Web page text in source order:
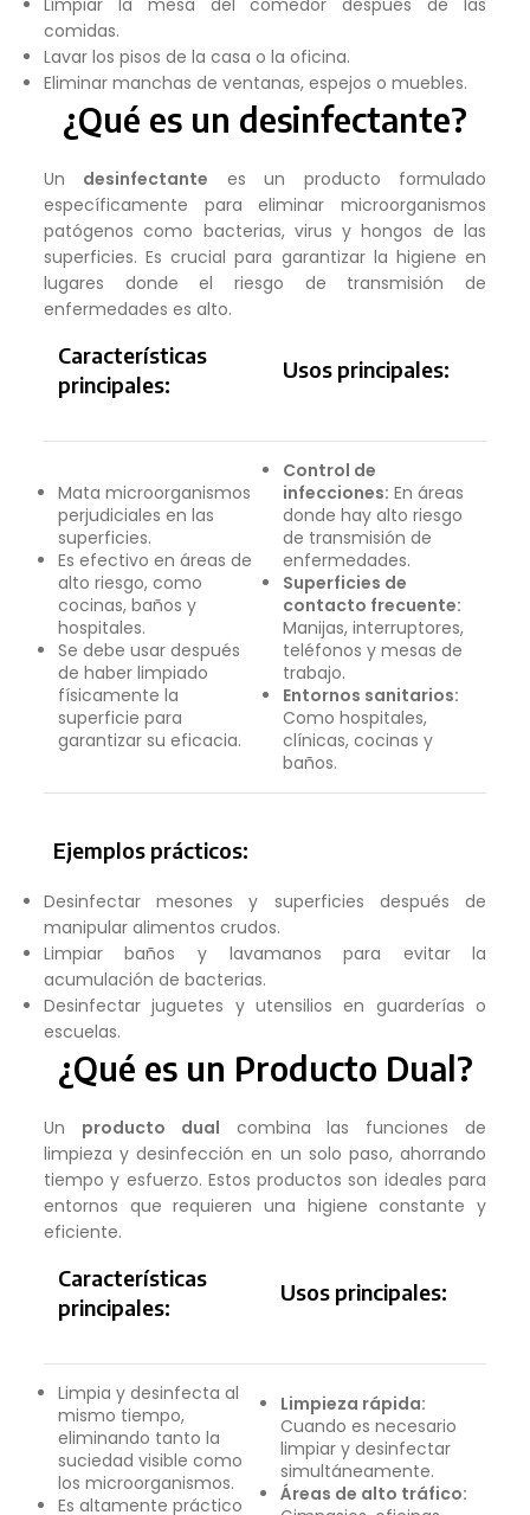
comidas.
Lavar los pisos de la casa o la oficina.
Eliminar manchas de ventanas, espejos o muebles.
¿Qué es un desinfectante?
Un desinfectante es un producto formulado
específicamente para eliminar microorganismos
patógenos como bacterias, virus y hongos de las
superficies. Es crucial para garantizar la higiene en
lugares donde el riesgo de transmisión de
enfermedades es alto.
Características
principales:
Usos principales:
Mata microorganismos
perjudiciales en las
superficies.
Es efectivo en áreas de
alto riesgo, como
cocinas, baños y
hospitales.
Se debe usar después
de haber limpiado
físicamente la
superficie para
garantizar su eficacia.
Control de
infecciones: En áreas
donde hay alto riesgo
de transmisión de
enfermedades.
Superficies de
contacto frecuente:
Manijas, interruptores,
teléfonos y mesas de
trabajo.
Entornos sanitarios:
Como hospitales,
clínicas, cocinas y
baños.
Ejemplos prácticos:
Desinfectar mesones y superficies después de
manipular alimentos crudos.
Limpiar baños y lavamanos para evitar la
acumulación de bacterias.
Desinfectar juguetes y utensilios en guarderías o
escuelas.
¿Qué es un Producto Dual?
Un producto dual combina las funciones de
limpieza y desinfección en un solo paso, ahorrando
tiempo y esfuerzo. Estos productos son ideales para
entornos que requieren una higiene constante y
eficiente.
Características
principales:
Usos principales:
Limpia y desinfecta al
mismo tiempo,
eliminando tanto la
suciedad visible como
los microorganismos.
Es altamente práctico
Limpieza rápida:
Cuando es necesario
limpiar y desinfectar
simultáneamente.
Áreas de alto tráfico: